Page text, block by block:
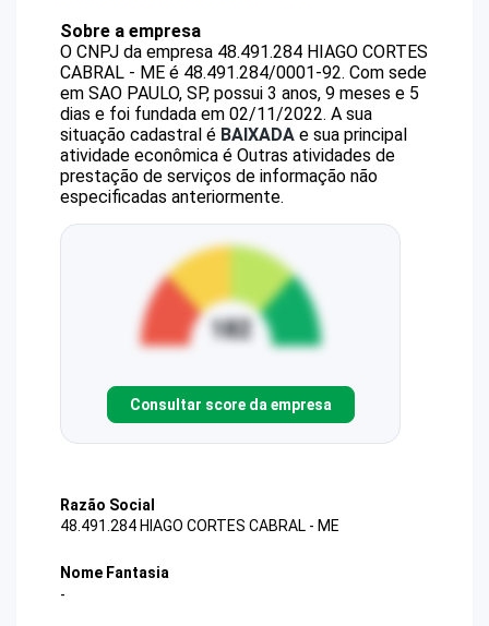
Sobre a empresa
O CNPJ da empresa 48.491.284 HIAGO CORTES
CABRAL - ME é 48.491.284/0001-92. Com sede
em SAO PAULO, SP, possui 3 anos, 9 meses e 5
dias e foi fundada em 02/11/2022. A sua
situação cadastral é BAIXADA e sua principal
atividade econômica é Outras atividades de
prestação de serviços de informação não
especificadas anteriormente.
Consultar score da empresa
Razão Social
48.491.284 HIAGO CORTES CABRAL - ME
Nome Fantasia
-